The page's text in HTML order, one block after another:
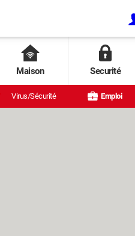
Maison Securité
Virus/Sécurité Emploi